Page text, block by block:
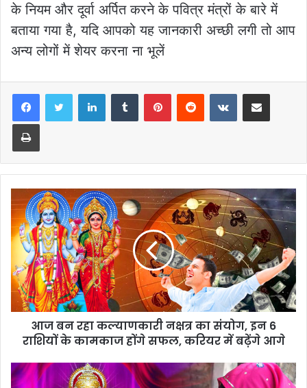
के नियम और दूर्वा अर्पित करने के पवित्र मंत्रों के बारे में
बताया गया है, यदि आपको यह जानकारी अच्छी लगी तो आप
अन्य लोगों में शेयर करना ना भूलें
LinkedInTumblr PinterestReddit VKontakteShare via Email
Print
आज बन रहा कल्याणकारी नक्षत्र का संयोग, इन 6
राशियों के कामकाज होंगे सफल, करियर में बढ़ेंगे आगे